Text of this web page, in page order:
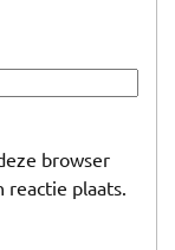
browser
reactie plaats.